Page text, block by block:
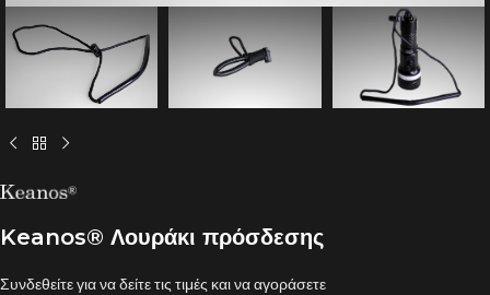
Keanos® Λουράκι πρόσδεσης
Συνδεθείτε για να δείτε τις τιμές και να αγοράσετε